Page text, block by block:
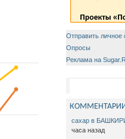
Отправить личное
Опросы
Реклама на
сахар в
часа назад